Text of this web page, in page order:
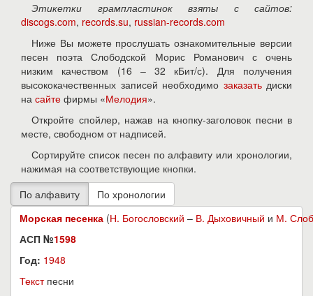
Этикетки грампластинок взяты с сайтов:
discogs.com, records.su, russian-records.com
Ниже Вы можете прослушать ознакомительные версии
песен поэта Слободской Морис Романович с очень
низким качеством (16 – 32 кБит/с). Для получения
высококачественных записей необходимо заказатьдиски
на сайте фирмы «Мелодия».
Откройте спойлер, нажав на кнопку-заголовок песни в
месте, свободном от надписей.
Сортируйте список песен по алфавиту или хронологии,
нажимая на соответствующие кнопки.
Морская песенка (Н. Богословский – В. Дыховичный и М.
АСП №1598
Год: 1948
Текстпесни